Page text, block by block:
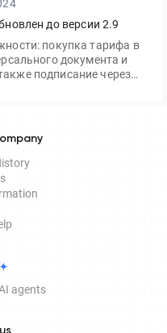
до версии 2.9
покупка тарифа в
документа и
подписание через
agents